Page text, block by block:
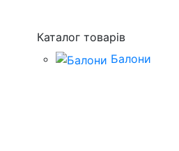
Каталог товарів
Балони